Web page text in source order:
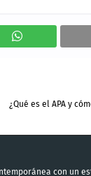
¿Qué es el APA y
con un